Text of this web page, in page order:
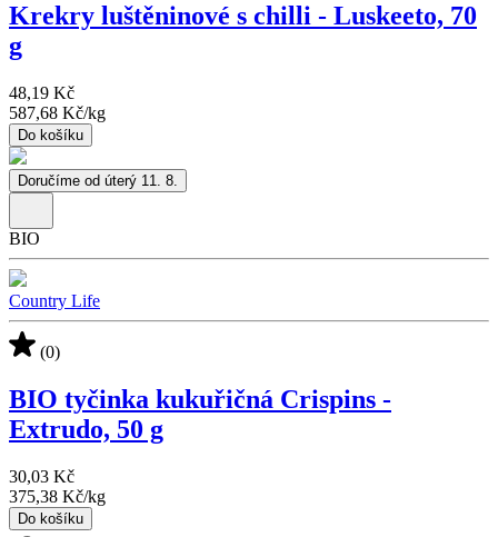
Krekry luštěninové s chilli - Luskeeto, 70
g
48,19 Kč
587,68 Kč/kg
Do košíku
Doručíme od úterý 11. 8.
BIO
Country Life
(0)
BIO tyčinka kukuřičná Crispins -
Extrudo, 50 g
30,03 Kč
375,38 Kč/kg
Do košíku